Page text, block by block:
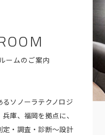
ームのご案内
ソノーラテクノロジ
庫、福岡を拠点に、
・調査・診断～設計